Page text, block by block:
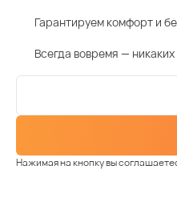
Гарантируем комфорт и
Всегда вовремя —
Нажимая на кнопку вы